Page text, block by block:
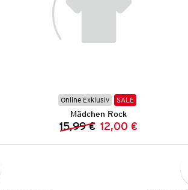
Online Exklusiv SALE
Mädchen Rock
Vorheriger Preis:
15,99 € Neuer Preis:
12,00 €